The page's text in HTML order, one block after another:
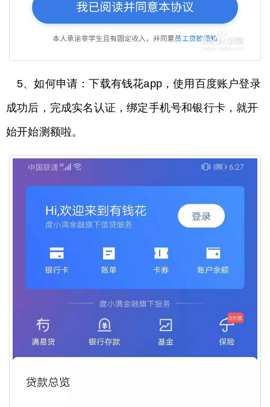
5、如何申请：下载有钱花app，使用百度账户登录
成功后，完成实名认证，绑定手机号和银行卡，就开
始开始测额啦。